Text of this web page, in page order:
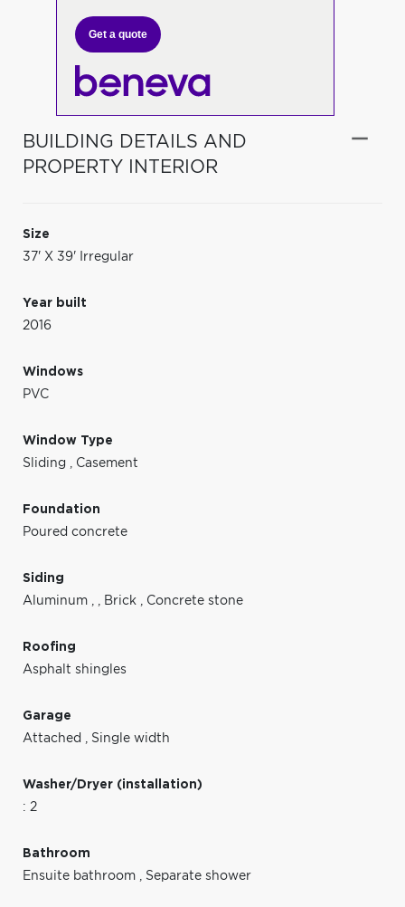
Get a quote
BUILDING DETAILS AND
PROPERTY INTERIOR
Size
37' X 39' Irregular
Year built
2016
Windows
PVC
Window Type
Sliding , Casement
Foundation
Poured concrete
Siding
Aluminum , , Brick , Concrete stone
Roofing
Asphalt shingles
Garage
Attached , Single width
Washer/Dryer (installation)
: 2
Bathroom
Ensuite bathroom , Separate shower